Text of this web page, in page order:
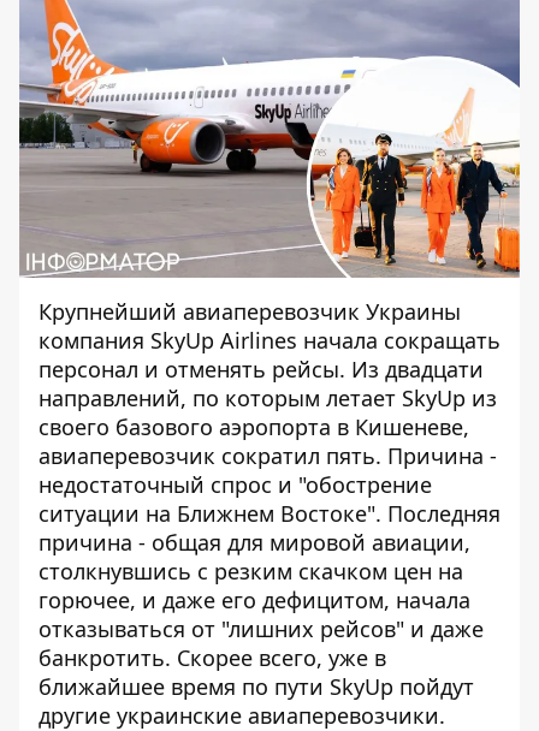
Крупнейший авиаперевозчик Украины
компания SkyUp Airlines начала сокращать
персонал и отменять рейсы. Из двадцати
направлений, по которым летает SkyUp из
своего базового аэропорта в Кишеневе,
авиаперевозчик сократил пять. Причина -
недостаточный спрос и "обострение
ситуации на Ближнем Востоке". Последняя
причина - общая для мировой авиации,
столкнувшись с резким скачком цен на
горючее, и даже его дефицитом, начала
отказываться от "лишних рейсов" и даже
банкротить. Скорее всего, уже в
ближайшее время по пути SkyUp пойдут
другие украинские авиаперевозчики.